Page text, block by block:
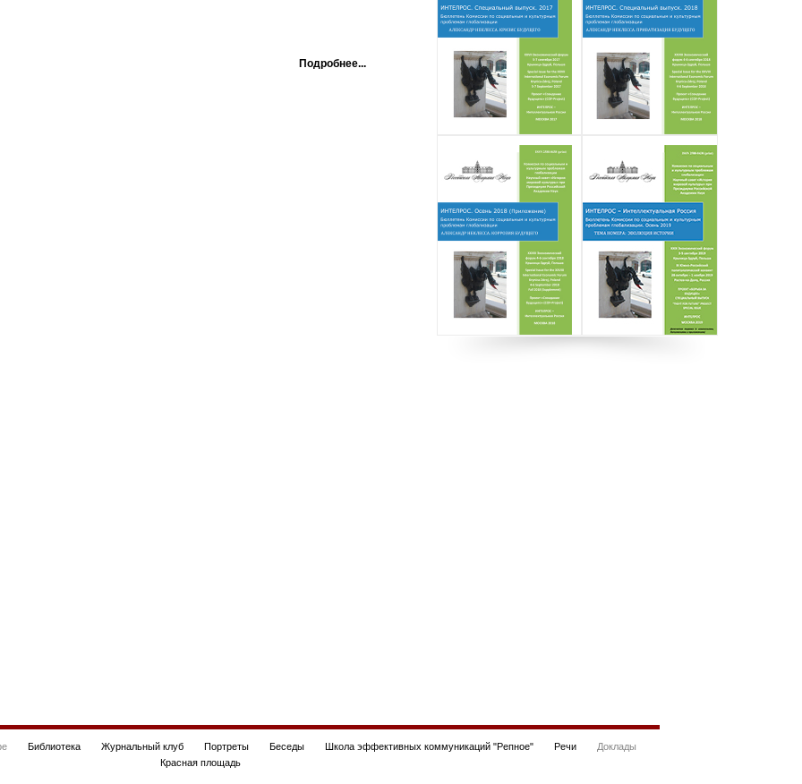
Подробнее...
Библиотека Журнальный клуб Портреты Беседы Школа эффективных коммуникаций "Репное" Речи
Доклады
Красная площадь